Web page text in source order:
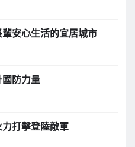
安心生活的宜居城市
防力量
打擊登陸敵軍